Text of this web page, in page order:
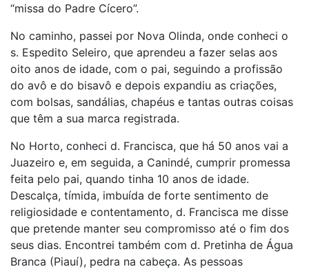
“missa do Padre Cícero”.
No caminho, passei por Nova Olinda, onde conheci o
s. Espedito Seleiro, que aprendeu a fazer selas aos
oito anos de idade, com o pai, seguindo a profissão
do avô e do bisavô e depois expandiu as criações,
com bolsas, sandálias, chapéus e tantas outras coisas
que têm a sua marca registrada.
No Horto, conheci d. Francisca, que há 50 anos vai a
Juazeiro e, em seguida, a Canindé, cumprir promessa
feita pelo pai, quando tinha 10 anos de idade.
Descalça, tímida, imbuída de forte sentimento de
religiosidade e contentamento, d. Francisca me disse
que pretende manter seu compromisso até o fim dos
seus dias. Encontrei também com d. Pretinha de Água
Branca (Piauí), pedra na cabeça. As pessoas